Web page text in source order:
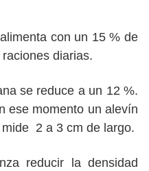
con un 15 % de
diarias.
se reduce a un 12 %.
ese momento un alevín
2 a 3 cm de largo.
reducir la densidad